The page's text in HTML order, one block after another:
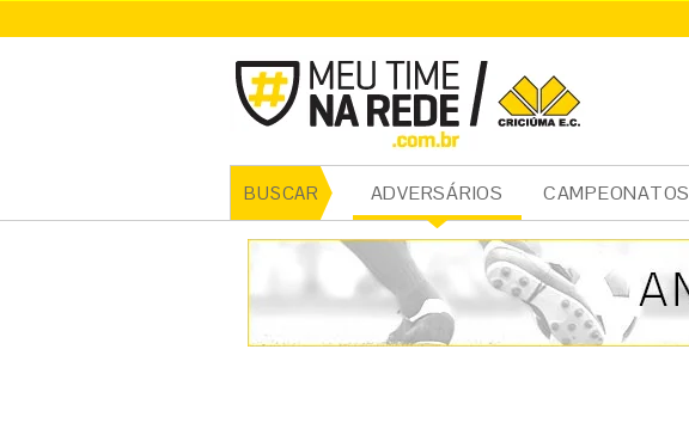
BUSCAR ADVERSÁRIOS CAMPEONATOS
CRICIÚMA